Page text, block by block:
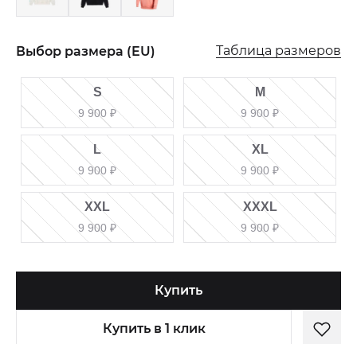
Выбор размера (EU) Таблица размеров
S
9 900 ₽
M
9 900 ₽
L
9 900 ₽
XL
9 900 ₽
XXL
9 900 ₽
XXXL
9 900 ₽
Купить
Купить в 1 клик